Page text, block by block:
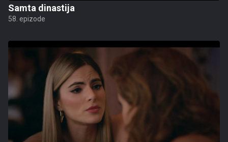
Samta dinastija
58. epizode